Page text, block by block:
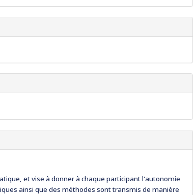
et vise à donner à chaque participant l'autonomie
ainsi que des méthodes sont transmis de manière